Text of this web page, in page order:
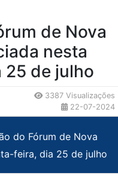
de Nova
nesta
de julho
3387 Visualizações
22-07-2024
do Fórum de Nova
feira, dia 25 de julho